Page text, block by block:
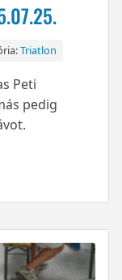
Triatlon
Peti
pedig